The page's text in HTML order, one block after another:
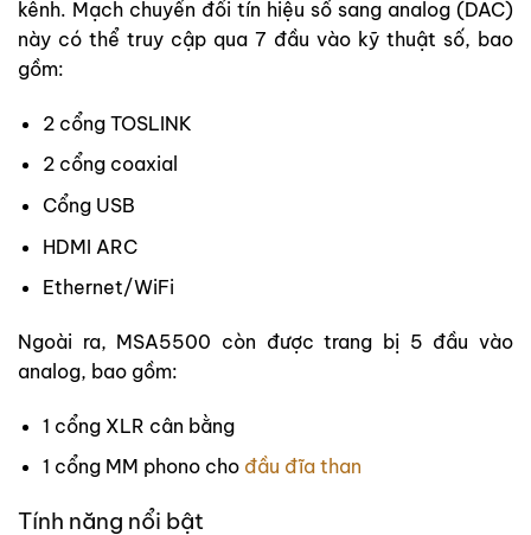
kênh. Mạch chuyển đổi tín hiệu số sang analog (DAC)
này có thể truy cập qua 7 đầu vào kỹ thuật số, bao
gồm:
2 cổng TOSLINK
2 cổng coaxial
Cổng USB
HDMI ARC
Ethernet/WiFi
Ngoài ra, MSA5500 còn được trang bị 5 đầu vào
analog, bao gồm:
1 cổng XLR cân bằng
1 cổng MM phono cho đầu đĩa than
Tính năng nổi bật